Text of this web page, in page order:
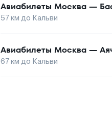
Авиабилеты Москва —
57км до Кальви
Авиабилеты Москва —
67км до Кальви